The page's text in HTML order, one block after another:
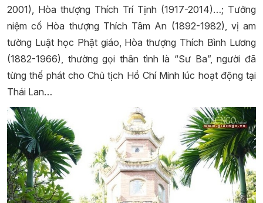
2001), Hòa thượng Thích Trí Tịnh (1917-2014)…; Tưởng
niệm cố Hòa thượng Thích Tâm An (1892-1982), vị am
tường Luật học Phật giáo, Hòa thượng Thích Bình Lương
(1882-1966), thường gọi thân tình là “Sư Ba”, người đã
từng thế phát cho Chủ tịch Hồ Chí Minh lúc hoạt động tại
Thái Lan…